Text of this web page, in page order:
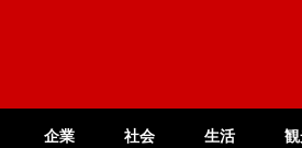
企業 社会 生活